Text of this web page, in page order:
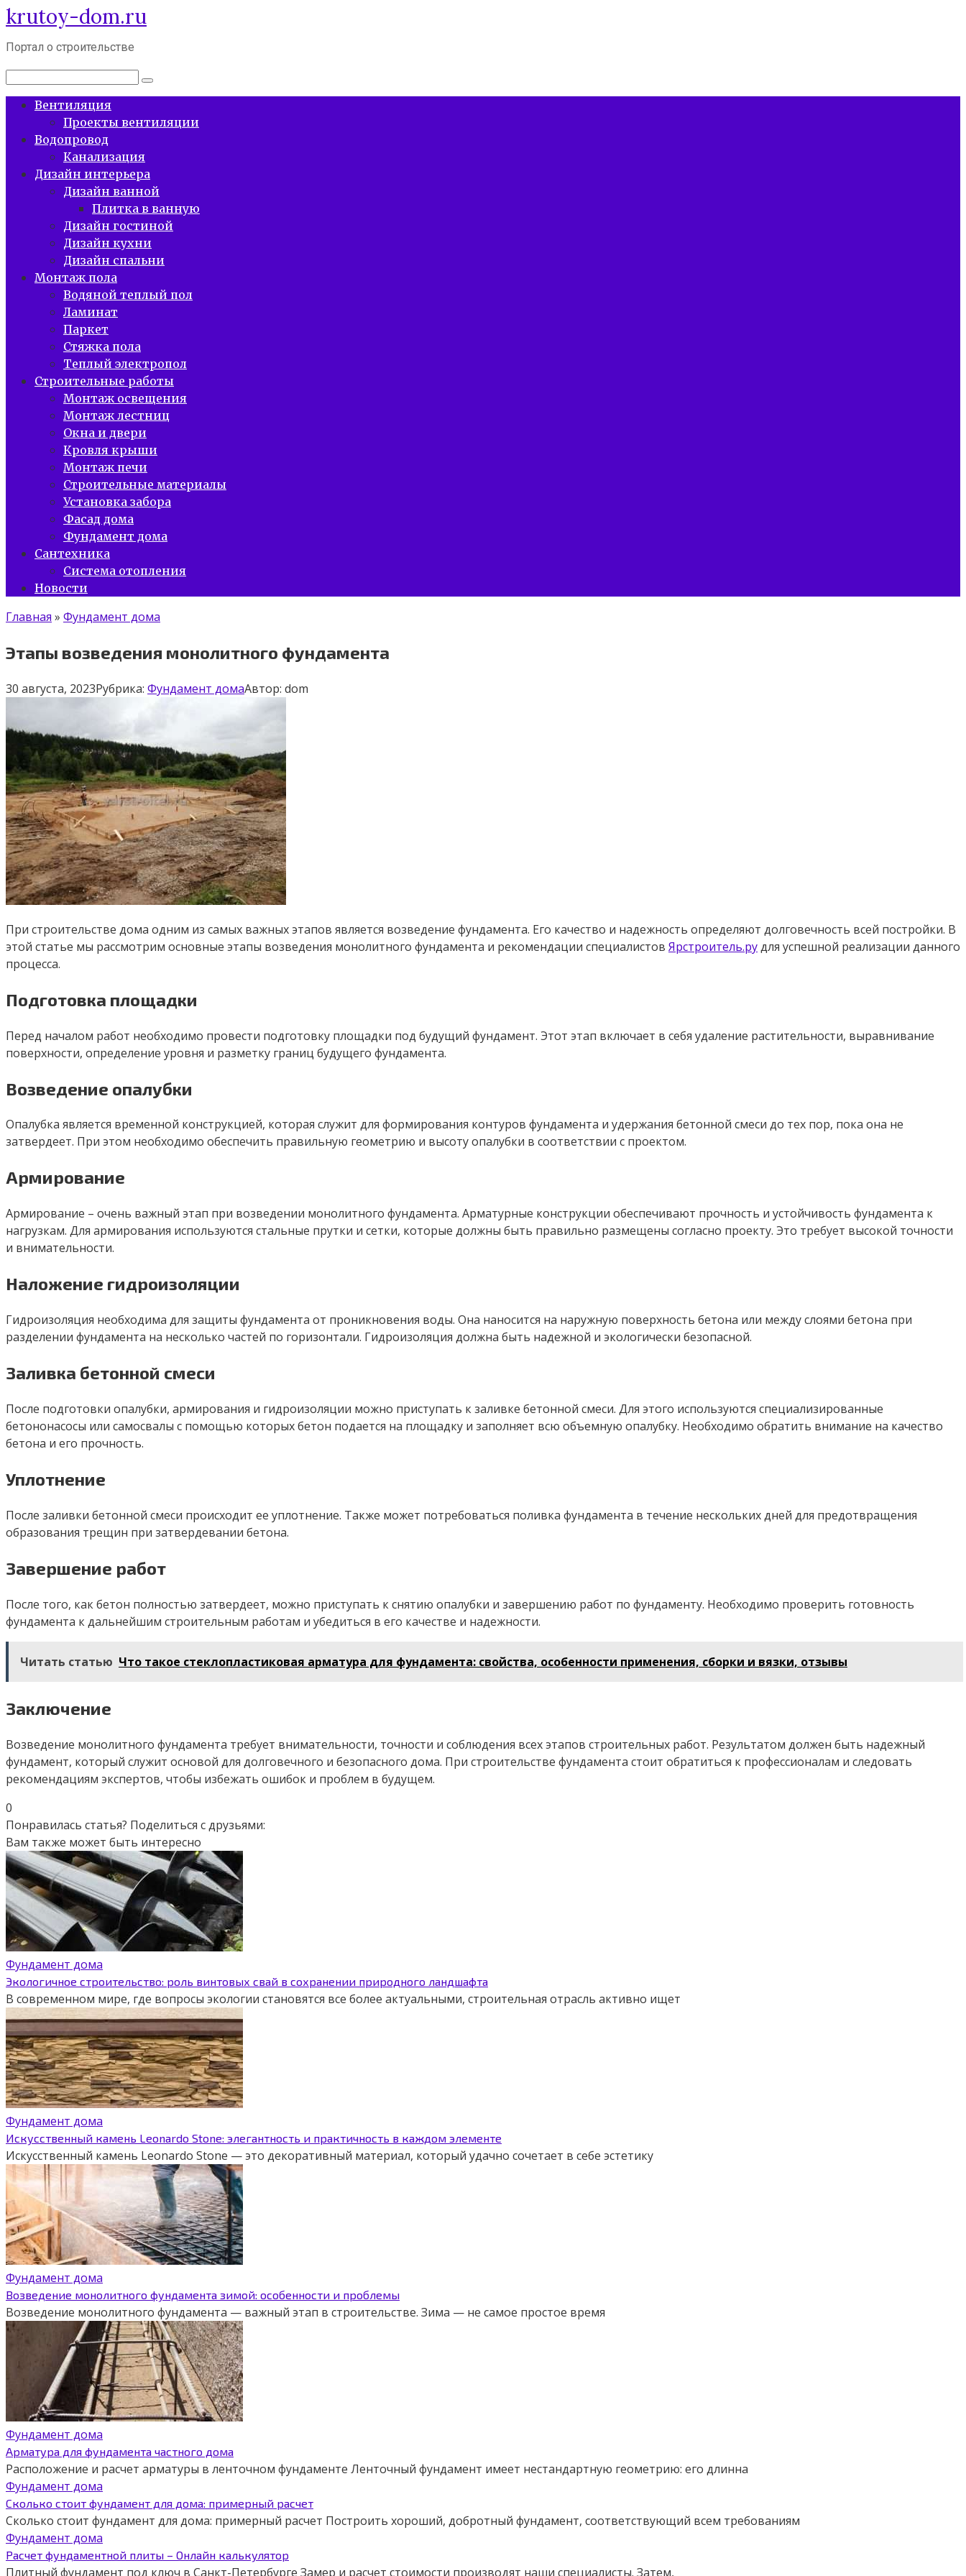
Перейти
к
контенту
krutoy-dom.ru
Портал о строительстве
Поиск:
Вентиляция
Проекты вентиляции
Водопровод
Канализация
Дизайн интерьера
Дизайн ванной
Плитка в ванную
Дизайн гостиной
Дизайн кухни
Дизайн спальни
Монтаж пола
Водяной теплый пол
Ламинат
Паркет
Стяжка пола
Теплый электропол
Строительные работы
Монтаж освещения
Монтаж лестниц
Окна и двери
Кровля крыши
Монтаж печи
Строительные материалы
Установка забора
Фасад дома
Фундамент дома
Сантехника
Система отопления
Новости
Главная » Фундамент дома
Этапы возведения монолитного фундамента
30 августа, 2023Рубрика: Фундамент домаАвтор: dom
При строительстве дома одним из самых важных этапов является возведение фундамента. Его качество и надежность определяют долговечность всей постройки. В
этой статье мы рассмотрим основные этапы возведения монолитного фундамента и рекомендации специалистов Ярстроитель.рудля успешной реализации данного
процесса.
Подготовка площадки
Перед началом работ необходимо провести подготовку площадки под будущий фундамент. Этот этап включает в себя удаление растительности, выравнивание
поверхности, определение уровня и разметку границ будущего фундамента.
Возведение опалубки
Опалубка является временной конструкцией, которая служит для формирования контуров фундамента и удержания бетонной смеси до тех пор, пока она не
затвердеет. При этом необходимо обеспечить правильную геометрию и высоту опалубки в соответствии с проектом.
Армирование
Армирование – очень важный этап при возведении монолитного фундамента. Арматурные конструкции обеспечивают прочность и устойчивость фундамента к
нагрузкам. Для армирования используются стальные прутки и сетки, которые должны быть правильно размещены согласно проекту. Это требует высокой точности
и внимательности.
Наложение гидроизоляции
Гидроизоляция необходима для защиты фундамента от проникновения воды. Она наносится на наружную поверхность бетона или между слоями бетона при
разделении фундамента на несколько частей по горизонтали. Гидроизоляция должна быть надежной и экологически безопасной.
Заливка бетонной смеси
После подготовки опалубки, армирования и гидроизоляции можно приступать к заливке бетонной смеси. Для этого используются специализированные
бетононасосы или самосвалы с помощью которых бетон подается на площадку и заполняет всю объемную опалубку. Необходимо обратить внимание на качество
бетона и его прочность.
Уплотнение
После заливки бетонной смеси происходит ее уплотнение. Также может потребоваться поливка фундамента в течение нескольких дней для предотвращения
образования трещин при затвердевании бетона.
Завершение работ
После того, как бетон полностью затвердеет, можно приступать к снятию опалубки и завершению работ по фундаменту. Необходимо проверить готовность
фундамента к дальнейшим строительным работам и убедиться в его качестве и надежности.
Читать статью Что такое стеклопластиковая арматура для фундамента: свойства, особенности применения, сборки и вязки, отзывы
Заключение
Возведение монолитного фундамента требует внимательности, точности и соблюдения всех этапов строительных работ. Результатом должен быть надежный
фундамент, который служит основой для долговечного и безопасного дома. При строительстве фундамента стоит обратиться к профессионалам и следовать
рекомендациям экспертов, чтобы избежать ошибок и проблем в будущем.
0
Понравилась статья? Поделиться с друзьями:
Вам также может быть интересно
Фундамент дома
Экологичное строительство: роль винтовых свай в сохранении природного ландшафта
В современном мире, где вопросы экологии становятся все более актуальными, строительная отрасль активно ищет
Фундамент дома
Искусственный камень Leonardo Stone: элегантность и практичность в каждом элементе
Искусственный камень Leonardo Stone — это декоративный материал, который удачно сочетает в себе эстетику
Фундамент дома
Возведение монолитного фундамента зимой: особенности и проблемы
Возведение монолитного фундамента — важный этап в строительстве. Зима — не самое простое время
Фундамент дома
Арматура для фундамента частного дома
Расположение и расчет арматуры в ленточном фундаменте Ленточный фундамент имеет нестандартную геометрию: его длинна
Фундамент дома
Сколько стоит фундамент для дома: примерный расчет
Сколько стоит фундамент для дома: примерный расчет Построить хороший, добротный фундамент, соответствующий всем требованиям
Фундамент дома
Расчет фундаментной плиты – Онлайн калькулятор
Плитный фундамент под ключ в Санкт-Петербурге Замер и расчет стоимости производят наши специалисты. Затем,